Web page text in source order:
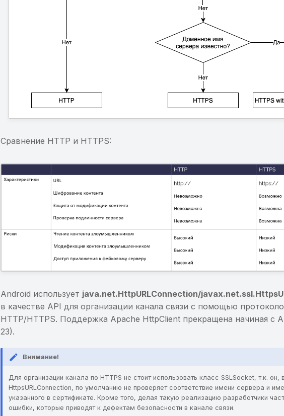
Сравнение HTTP и HTTPS:
Android использует java.net.HttpURLConnection/
в качестве API для организации канала связи с помощью
HTTP/HTTPS. Поддержка Apache HttpClient прекращена начиная с
23).
Внимание!
Для организации канала по HTTPS не стоит использовать класс SSLSocket, т.к. он,
HttpsURLConnection, по умолчанию не проверяет соответствие имени сервера и
указанного в сертификате. Кроме того, делая такую реализацию разработчики
ошибки, которые приводят к дефектам безопасности в канале связи.